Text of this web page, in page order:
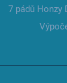
7 pádů Honzy